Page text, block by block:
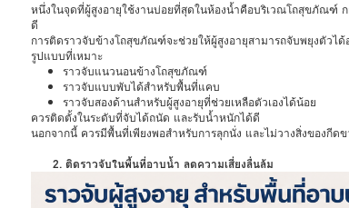
หนึ่งในจุดที่ผู้สูงอายุใช้งานบ่อยที่สุดในห้องน้ำคือบริเวณโถสุขภัณฑ์
ดี
การติดราวจับข้างโถสุขภัณฑ์จะช่วยให้ผู้สูงอายุสามารถจับพยุงตัวได้
รูปแบบที่เหมาะ
ราวจับแนวนอนข้างโถสุขภัณฑ์
ราวจับแบบพับได้สำหรับพื้นที่แคบ
ราวจับสองด้านสำหรับผู้สูงอายุที่ช่วยเหลือตัวเองได้น้อย
ควรติดตั้งในระดับที่จับได้ถนัด และรับน้ำหนักได้ดี
นอกจากนี้ ควรมีพื้นที่เพียงพอสำหรับการลุกนั่ง และไม่วางสิ่งของกีด
2. ติดราวจับในพื้นที่อาบน้ำ ลดความเสี่ยงลื่นล้ม